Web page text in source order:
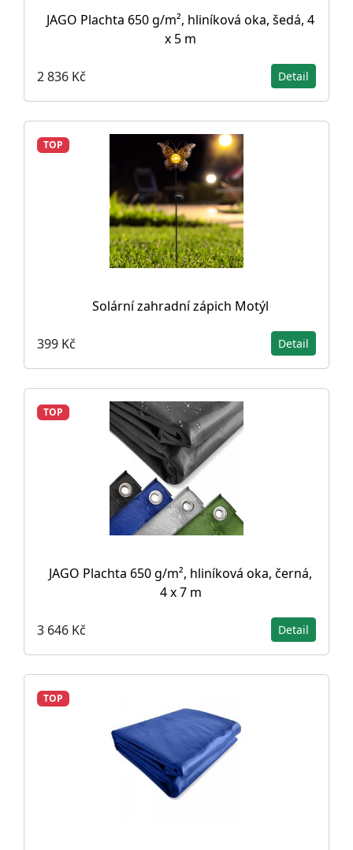
JAGO Plachta 650 g/m², hliníková oka, šedá, 4
x 5 m
2 836 Kč Detail
TOP
Solární zahradní zápich Motýl
399 Kč Detail
TOP
JAGO Plachta 650 g/m², hliníková oka, černá,
4 x 7 m
3 646 Kč Detail
TOP